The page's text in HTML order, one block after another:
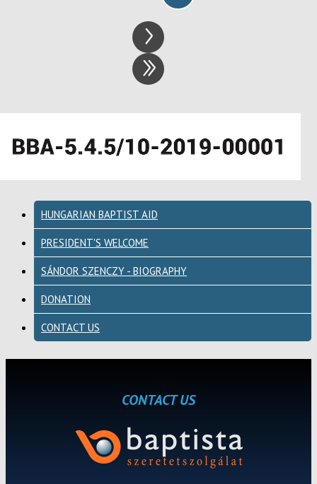
HUNGARIAN BAPTIST AID
PRESIDENT'S WELCOME
SÁNDOR SZENCZY - BIOGRAPHY
DONATION
CONTACT US
CONTACT US